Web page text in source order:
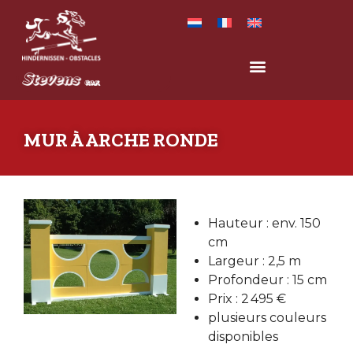
MUR À ARCHE RONDE
Hauteur : env. 150
cm
Largeur : 2,5 m
Profondeur : 15 cm
Prix : 2 495 €
plusieurs couleurs
disponibles